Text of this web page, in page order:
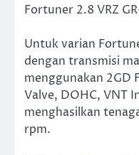
Fortuner 2.8 VRZ
Untuk varian
dengan transmisi
menggunakan 2GD
Valve, DOHC, VNT
menghasilkan
rpm.